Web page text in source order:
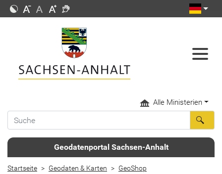
Alle Ministerien
Geodatenportal Sachsen-Anhalt
Startseite Geodaten & Karten
GeoShop